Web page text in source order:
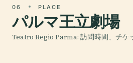
06 PLACE
パルマ王立劇場
Teatro Regio Parma: 訪問時間、チケ